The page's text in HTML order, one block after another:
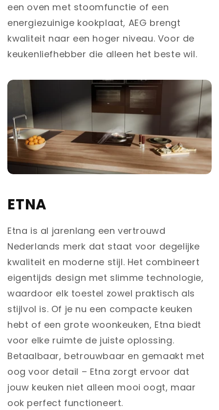
een oven met stoomfunctie of een
energiezuinige kookplaat, AEG brengt
kwaliteit naar een hoger niveau. Voor de
keukenliefhebber die alleen het beste wil.
ETNA
Etna is al jarenlang een vertrouwd
Nederlands merk dat staat voor degelijke
kwaliteit en moderne stijl. Het combineert
eigentijds design met slimme technologie,
waardoor elk toestel zowel praktisch als
stijlvol is. Of je nu een compacte keuken
hebt of een grote woonkeuken, Etna biedt
voor elke ruimte de juiste oplossing.
Betaalbaar, betrouwbaar en gemaakt met
oog voor detail – Etna zorgt ervoor dat
jouw keuken niet alleen mooi oogt, maar
ook perfect functioneert.